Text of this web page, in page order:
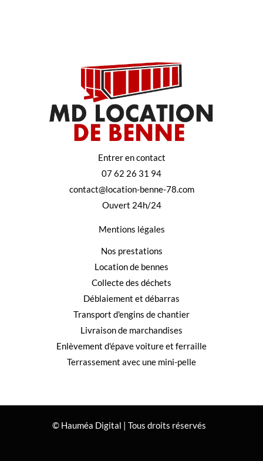
Entrer en contact
07 62 26 31 94
contact@location-benne-78.com
Ouvert 24h/24
Mentions légales
Nos prestations
Location de bennes
Collecte des déchets
Déblaiement et débarras
Transport d'engins de chantier
Livraison de marchandises
Enlèvement d'épave voiture et ferraille
Terrassement avec une mini-pelle
© Hauméa Digital | Tous droits réservés